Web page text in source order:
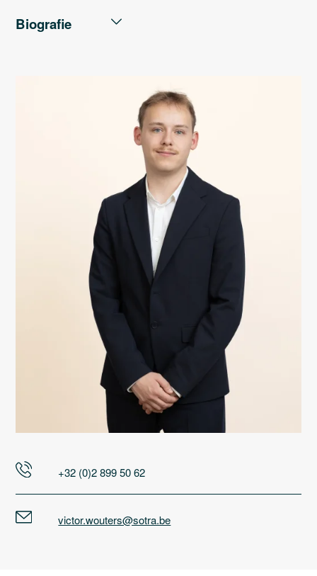
Biografie
Sotra : Advocaat (2024 - …)
ACADEMISCHE LOOPBAAN
KU Leuven : Master in de rechten (2024,
ULB: Erasmus Belgica (2024)
KU Leuven : Master in de wijsbegeerte (2023, grote
onderscheiding)
KU Leuven: Bachelor in de rechten (2022)
KU Leuven: Bachelor in de wijsbegeerte (2020)
+32 (0)2 899 50 62
victor.wouters@sotra.be